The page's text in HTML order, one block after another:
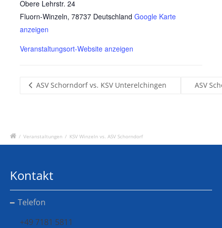
Obere Lehrstr. 24
Fluorn-Winzeln, 78737 Deutschland Google Karte
anzeigen
Veranstaltungsort-Website anzeigen
ASV Schorndorf vs. KSV Unterelchingen ASV
/ Veranstaltungen / KSV Winzeln vs. ASV Schorndorf
Kontakt
Telefon
+49 7181 5811